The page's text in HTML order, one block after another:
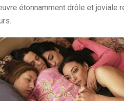
étonnamment drôle et joviale